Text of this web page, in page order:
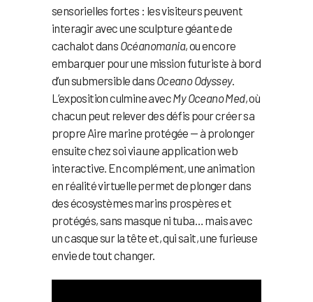
sensorielles fortes : les visiteurs peuvent
interagir avec une sculpture géante de
cachalot dans Océanomania, ou encore
embarquer pour une mission futuriste à bord
d’un submersible dans Oceano Odyssey.
L’exposition culmine avecMy Oceano Med, où
chacun peut relever des défis pour créer sa
propre Aire marine protégée — à prolonger
ensuite chez soi via une application web
interactive. En complément, une animation
en réalité virtuelle permet de plonger dans
des écosystèmes marins prospères et
protégés, sans masque ni tuba… mais avec
un casque sur la tête et, qui sait, une furieuse
envie de tout changer.